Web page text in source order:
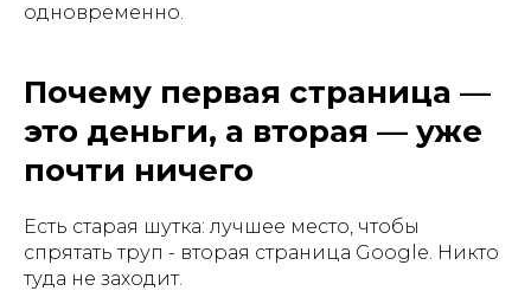
одновременно.
Почему первая страница —
это деньги, а вторая — уже
почти ничего
Есть старая шутка: лучшее место, чтобы
спрятать труп - вторая страница Google. Никто
туда не заходит.